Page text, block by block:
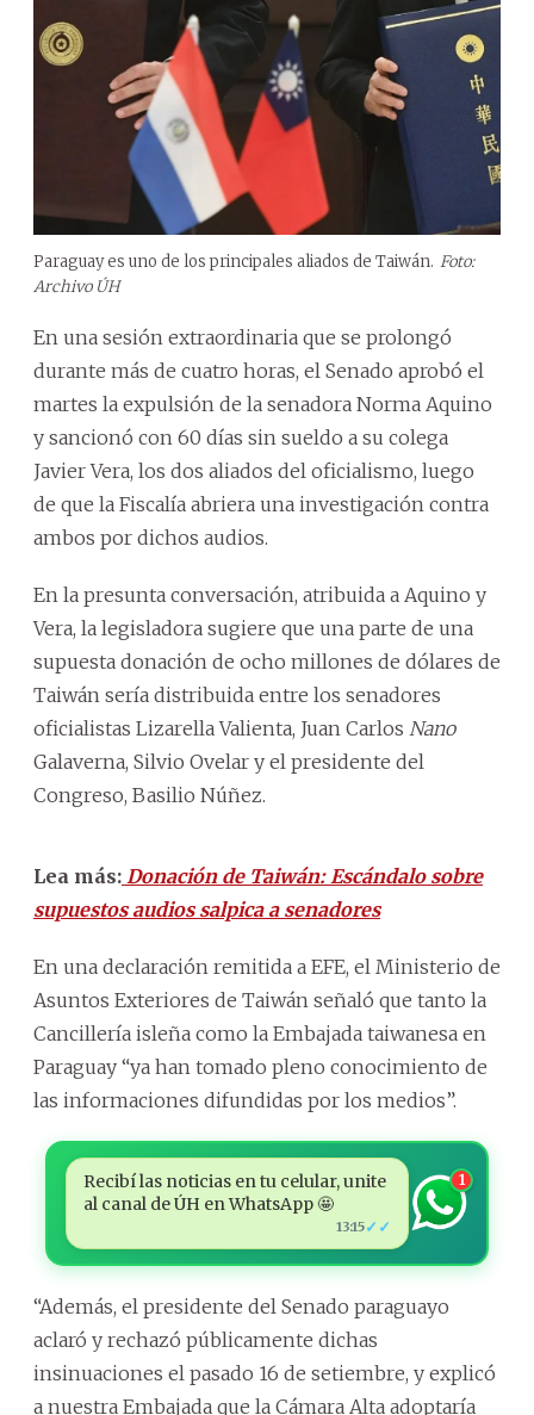
Paraguay es uno de los principales aliados de Taiwán. Foto:
Archivo ÚH
En una sesión extraordinaria que se prolongó
durante más de cuatro horas, el Senado aprobó el
martes la expulsión de la senadora Norma Aquino
y sancionó con 60 días sin sueldo a su colega
Javier Vera, los dos aliados del oficialismo, luego
de que la Fiscalía abriera una investigación contra
ambos por dichos audios.
En la presunta conversación, atribuida a Aquino y
Vera, la legisladora sugiere que una parte de una
supuesta donación de ocho millones de dólares de
Taiwán sería distribuida entre los senadores
oficialistas Lizarella Valienta, Juan Carlos Nano
Galaverna, Silvio Ovelar y el presidente del
Congreso, Basilio Núñez.
Lea más: Donación de Taiwán: Escándalo sobre
supuestos audios salpica a senadores
En una declaración remitida a EFE, el Ministerio de
Asuntos Exteriores de Taiwán señaló que tanto la
Cancillería isleña como la Embajada taiwanesa en
Paraguay “ya han tomado pleno conocimiento de
las informaciones difundidas por los medios”.
Recibí las noticias en tu celular, unite
al canal de ÚH en WhatsApp 🤩
13:15✓✓
1
“Además, el presidente del Senado paraguayo
aclaró y rechazó públicamente dichas
insinuaciones el pasado 16 de setiembre, y explicó
a nuestra Embajada que la Cámara Alta adoptaría